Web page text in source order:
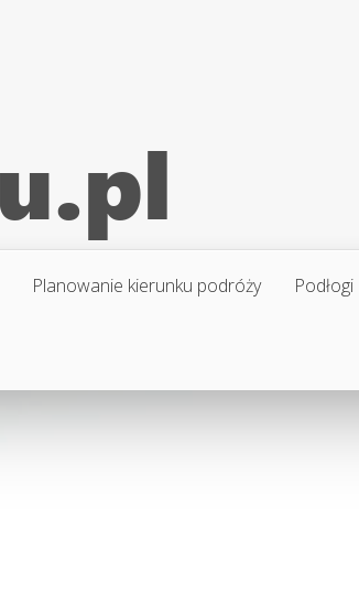
Planowanie kierunku podróży Podłogi